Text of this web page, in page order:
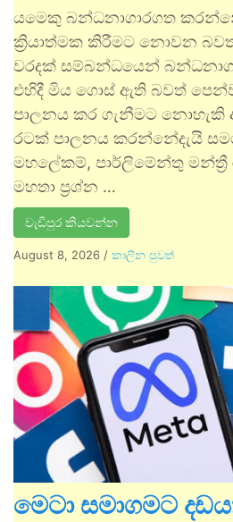
යමෙකු බන්ධනාගාරගත
ක්‍රියාත්මක කිරීමට නොවන
වරදක් සම්බන්ධයෙන්
එහිදී මිය ගොස් ඇති බවත්
පාලනය කර ගැනීමට
රටක් පාලනය කරන්නේදැයි
මහලේකම්, පාර්ලිමේන්තු මන්ත්‍රී
මහතා ප්‍රශ්න …
වැඩිපුර කියවන්න
August 8, 2026 / කාලීන පුවත්
මෙටා සමාගමට